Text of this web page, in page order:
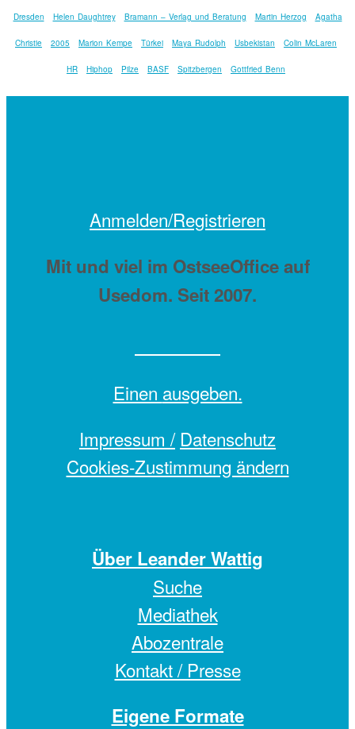
Dresden Helen Daughtrey Bramann – Verlag und Beratung Martin Herzog Agatha
Christie 2005 Marion Kempe Türkei Maya Rudolph Usbekistan Colin McLaren
HR Hiphop Pilze BASF Spitzbergen Gottfried Benn
Anmelden/Registrieren
Mit und viel im OstseeOffice auf
Usedom. Seit 2007.
Einen ausgeben.
Impressum / Datenschutz
Cookies-Zustimmung ändern
Über Leander Wattig
Suche
Mediathek
Abozentrale
Kontakt / Presse
Eigene Formate